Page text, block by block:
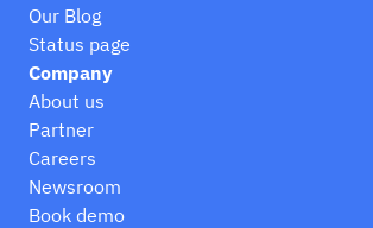
Our Blog
Status page
Company
About us
Partner
Careers
Newsroom
Book demo